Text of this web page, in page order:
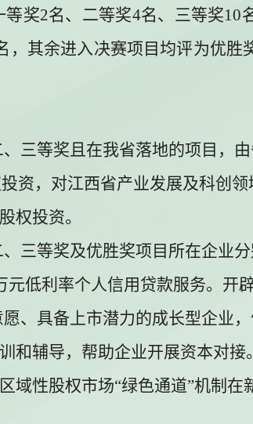
等奖2名、二等奖4名、三等奖10
，其余进入决赛项目均评为优胜
三等奖且在我省落地的项目，
资，对江西省产业发展及科创
权投资。
三等奖及优胜奖项目所在企业
元低利率个人信用贷款服务。开
、具备上市潜力的成长型企业
和辅导，帮助企业开展资本对
域性股权市场“绿色通道”机制在